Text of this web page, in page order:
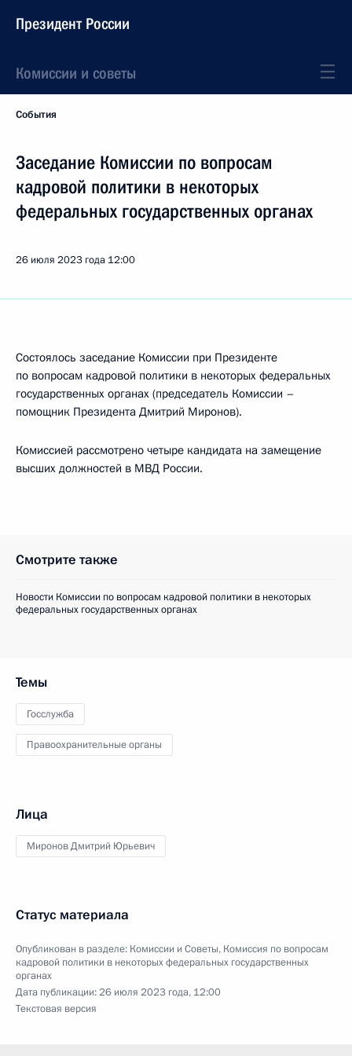
Президент России
Комиссии и советы
События
Заседание Комиссии по вопросам
кадровой политики в некоторых
федеральных государственных органах
26 июля 2023 года 12:00
Cостоялось заседание Комиссии при Президенте
по вопросам кадровой политики в некоторых федеральных
государственных органах (председатель Комиссии –
помощник Президента Дмитрий Миронов).
Комиссией рассмотрено четыре кандидата на замещение
высших должностей в МВД России.
Смотрите также
Новости Комиссии по вопросам кадровой политики в некоторых
федеральных государственных органах
Темы
Госслужба
Правоохранительные органы
Лица
Миронов Дмитрий Юрьевич
Статус материала
Опубликован в разделе: Комиссии и Советы, Комиссия по вопросам
кадровой политики в некоторых федеральных государственных
органах
Дата публикации:26 июля 2023 года, 12:00
Текстовая версия